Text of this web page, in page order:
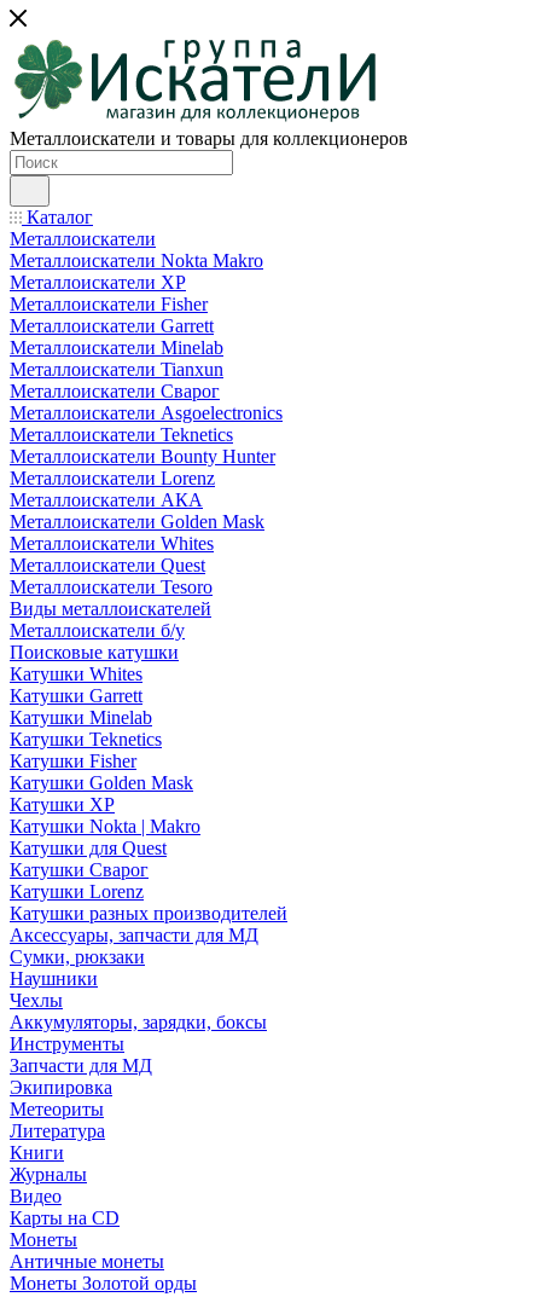
Металлоискатели и товары для коллекционеров
Каталог
Металлоискатели
Металлоискатели Nokta Makro
Металлоискатели XP
Металлоискатели Fisher
Металлоискатели Garrett
Металлоискатели Minelab
Металлоискатели Tianxun
Металлоискатели Сварог
Металлоискатели Asgoelectronics
Металлоискатели Teknetics
Металлоискатели Bounty Hunter
Металлоискатели Lorenz
Металлоискатели АКА
Металлоискатели Golden Mask
Металлоискатели Whites
Металлоискатели Quest
Металлоискатели Tesoro
Виды металлоискателей
Металлоискатели б/у
Поисковые катушки
Катушки Whites
Катушки Garrett
Катушки Minelab
Катушки Teknetics
Катушки Fisher
Катушки Golden Mask
Катушки XP
Катушки Nokta | Makro
Катушки для Quest
Катушки Сварог
Катушки Lorenz
Катушки разных производителей
Аксессуары, запчасти для МД
Сумки, рюкзаки
Наушники
Чехлы
Аккумуляторы, зарядки, боксы
Инструменты
Запчасти для МД
Экипировка
Метеориты
Литература
Книги
Журналы
Видео
Карты на CD
Монеты
Античные монеты
Монеты Золотой орды